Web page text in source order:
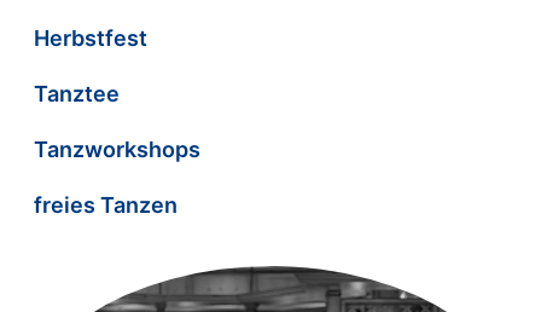
Herbstfest
Tanztee
Tanzworkshops
freies Tanzen